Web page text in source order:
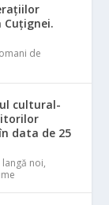
Cuțignei.
de
cultural-
data de 25
noi,